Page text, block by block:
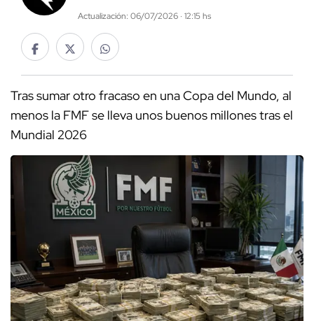
Actualización: 06/07/2026 · 12:15 hs
Tras sumar otro fracaso en una Copa del Mundo, al
menos la FMF se lleva unos buenos millones tras el
Mundial 2026